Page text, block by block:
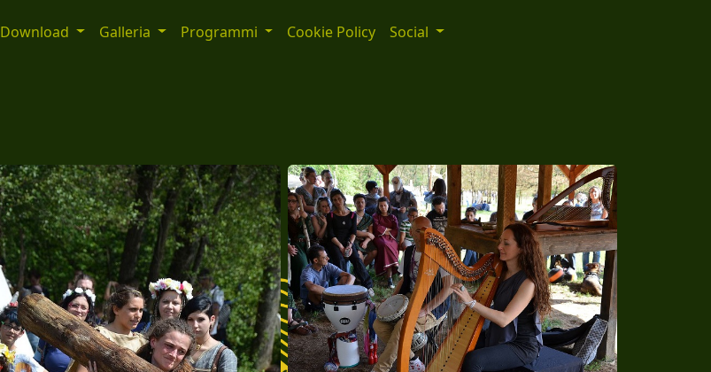
Download Galleria Programmi Cookie Policy Social